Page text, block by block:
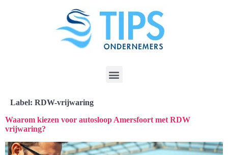
Label: RDW-vrijwaring
Waarom kiezen voor autosloop Amersfoort met RDW
vrijwaring?